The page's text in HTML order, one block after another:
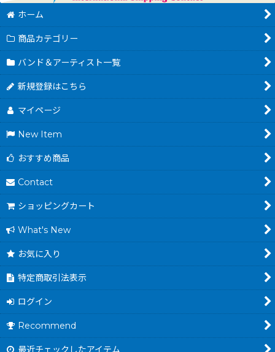
ホーム
商品カテゴリー
バンド＆アーティスト一覧
新規登録はこちら
マイページ
New Item
おすすめ商品
Contact
ショッピングカート
What's New
お気に入り
特定商取引法表示
ログイン
Recommend
最近チェックしたアイテム